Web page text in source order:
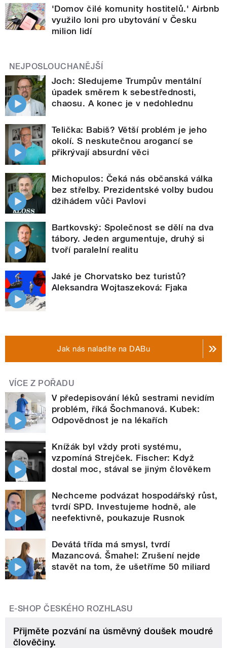
'Domov čilé komunity hostitelů.' Airbnb
využilo loni pro ubytování v Česku
milion lidí
NEJPOSLOUCHANĚJŠÍ
Joch: Sledujeme Trumpův mentální
úpadek směrem k sebestřednosti,
chaosu. A konec je v nedohlednu
Telička: Babiš? Větší problém je jeho
okolí. S neskutečnou arogancí se
přikrývají absurdní věci
Michopulos: Čeká nás občanská válka
bez střelby. Prezidentské volby budou
džihádem vůči Pavlovi
Bartkovský: Společnost se dělí na dva
tábory. Jeden argumentuje, druhý si
tvoří paralelní realitu
Jaké je Chorvatsko bez turistů?
Aleksandra Wojtaszeková: Fjaka
Jak nás naladíte na DABu
VÍCE Z POŘADU
V předepisování léků sestrami nevidím
problém, říká Šochmanová. Kubek:
Odpovědnost je na lékařích
Knížák byl vždy proti systému,
vzpomíná Strejček. Fischer: Když
dostal moc, stával se jiným člověkem
Nechceme podvázat hospodářský růst,
tvrdí SPD. Investujeme hodně, ale
neefektivně, poukazuje Rusnok
Devátá třída má smysl, tvrdí
Mazancová. Šmahel: Zrušení nejde
stavět na tom, že ušetříme 50 miliard
E-SHOP ČESKÉHO ROZHLASU
Přijměte pozvání na úsměvný doušek moudré
člověčiny.